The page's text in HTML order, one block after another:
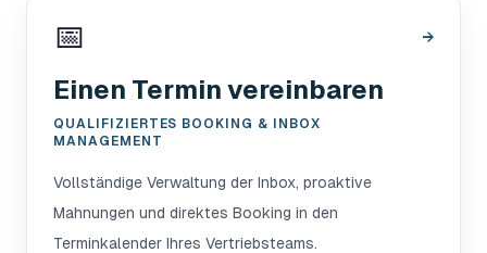
📅 →
Einen Termin vereinbaren
QUALIFIZIERTES BOOKING & INBOX
MANAGEMENT
Vollständige Verwaltung der Inbox, proaktive
Mahnungen und direktes Booking in den
Terminkalender Ihres Vertriebsteams.